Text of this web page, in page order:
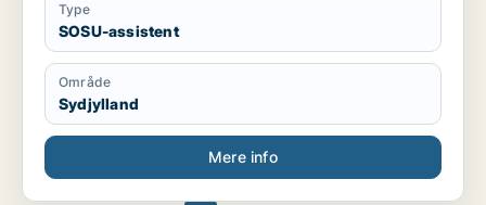
Type
SOSU-assistent
Område
Sydjylland
Mere info